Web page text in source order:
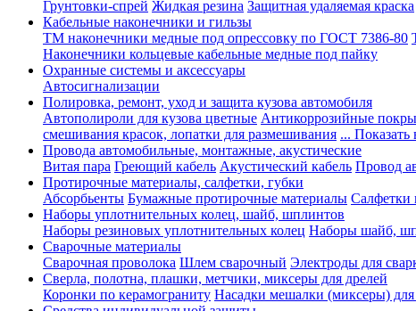
Грунтовки-спрей Жидкая резина Защитная удаляемая краска
Кабельные наконечники и гильзы
ТМ наконечники медные под опрессовку по ГОСТ 7386-80
Наконечники кольцевые кабельные медные под пайку
Охранные системы и аксессуары
Автосигнализации
Полировка, ремонт, уход и защита кузова автомобиля
Автополироли для кузова цветные Антикоррозийные
смешивания красок, лопатки для размешивания ... Показать
Провода автомобильные, монтажные, акустические
Витая пара Греющий кабель Акустический кабель Провод
Протирочные материалы, салфетки, губки
Абсорбьенты Бумажные протирочные материалы Салфетки
Наборы уплотнительных колец, шайб, шплинтов
Наборы резиновых уплотнительных колец Наборы шайб,
Сварочные материалы
Сварочная проволока Шлем сварочный Электроды для
Сверла, полотна, плашки, метчики, миксеры для дрелей
Коронки по керамограниту Насадки мешалки (миксеры) для